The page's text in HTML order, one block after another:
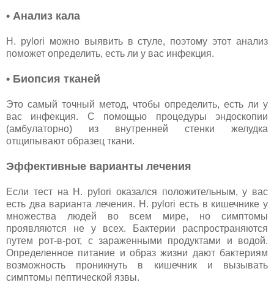
• Анализ кала
H. pylori можно выявить в стуле, поэтому этот анализ
поможет определить, есть ли у вас инфекция.
• Биопсия тканей
Это самый точный метод, чтобы определить, есть ли у
вас инфекция. С помощью процедуры эндоскопии
(амбулаторно) из внутренней стенки желудка
отщипывают образец ткани.
Эффективные варианты лечения
Если тест на H. pylori оказался положительным, у вас
есть два варианта лечения. H. pylori есть в кишечнике у
множества людей во всем мире, но симптомы
проявляются не у всех. Бактерии распространяются
путем рот-в-рот, с зараженными продуктами и водой.
Определенное питание и образ жизни дают бактериям
возможность проникнуть в кишечник и вызывать
симптомы пептической язвы.